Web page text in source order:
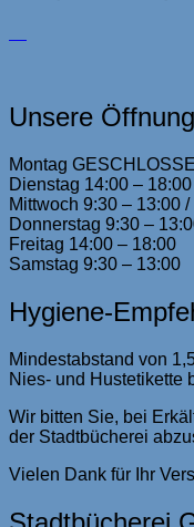
Unsere
Montag
Dienstag 14:00 – 18:00
Mittwoch 9:30 – 13:00
Donnerstag 9:30 –
Freitag 14:00 – 18:00
Samstag 9:30 – 13:00
Hygiene-
Mindestabstand von
Nies- und Hustetikette
Wir bitten Sie, bei
der Stadtbücherei
Vielen Dank für Ihr